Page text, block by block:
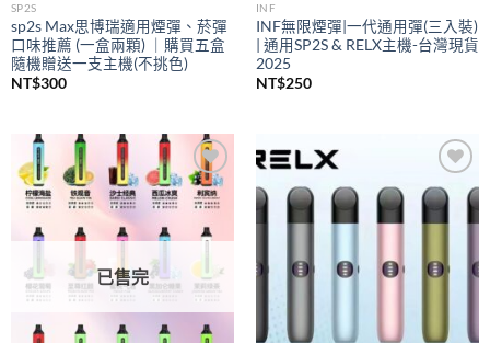
SP2S
sp2s Max思博瑞適用煙彈、菸彈
口味推薦 (一盒兩顆) ｜購買五盒
隨機贈送一支主機(不挑色)
NT$300
INF
INF無限煙彈|一代通用彈(三入裝)
| 通用SP2S & RELX主機-台灣現貨
2025
NT$250
Add to
wishlist
已售完
Add to
wishlist